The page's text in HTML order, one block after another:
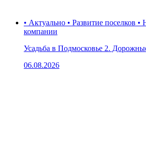
• Актуально • Развитие поселков •
компании
Усадьба в Подмосковье 2.
06.08.2026